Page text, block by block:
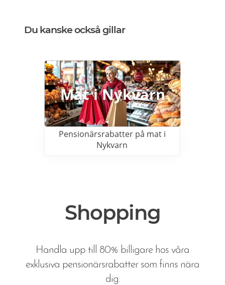
Du kanske också gillar
Mat i Nykvarn
Pensionärsrabatter på mat i
Nykvarn
Shopping
Handla upp till 80% billigare hos våra
exklusiva pensionärsrabatter som finns nära
dig.